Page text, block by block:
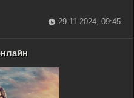
29-11-2024, 09:45